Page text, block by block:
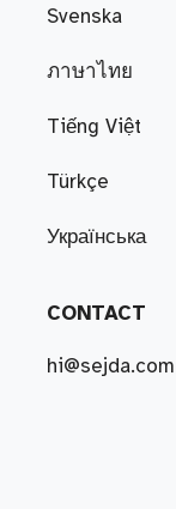
Svenska
ภาษาไทย
Tiếng Việt
Türkçe
Українська
CONTACT
hi@sejda.com